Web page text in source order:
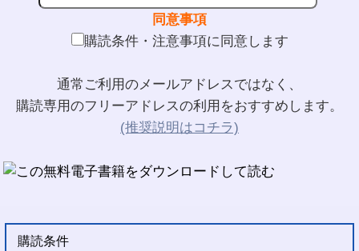
同意事項
購読条件・注意事項に同意します
通常ご利用のメールアドレスではなく、
購読専用のフリーアドレスの利用をおすすめします。
(推奨説明はコチラ)
購読条件